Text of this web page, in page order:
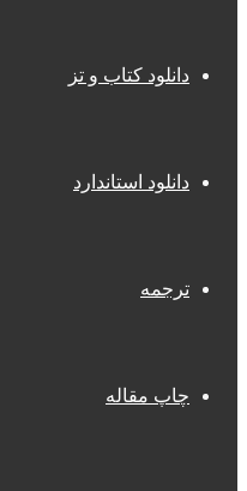
دانلود کتاب و تز
دانلود استاندارد
ترجمه
چاپ مقاله